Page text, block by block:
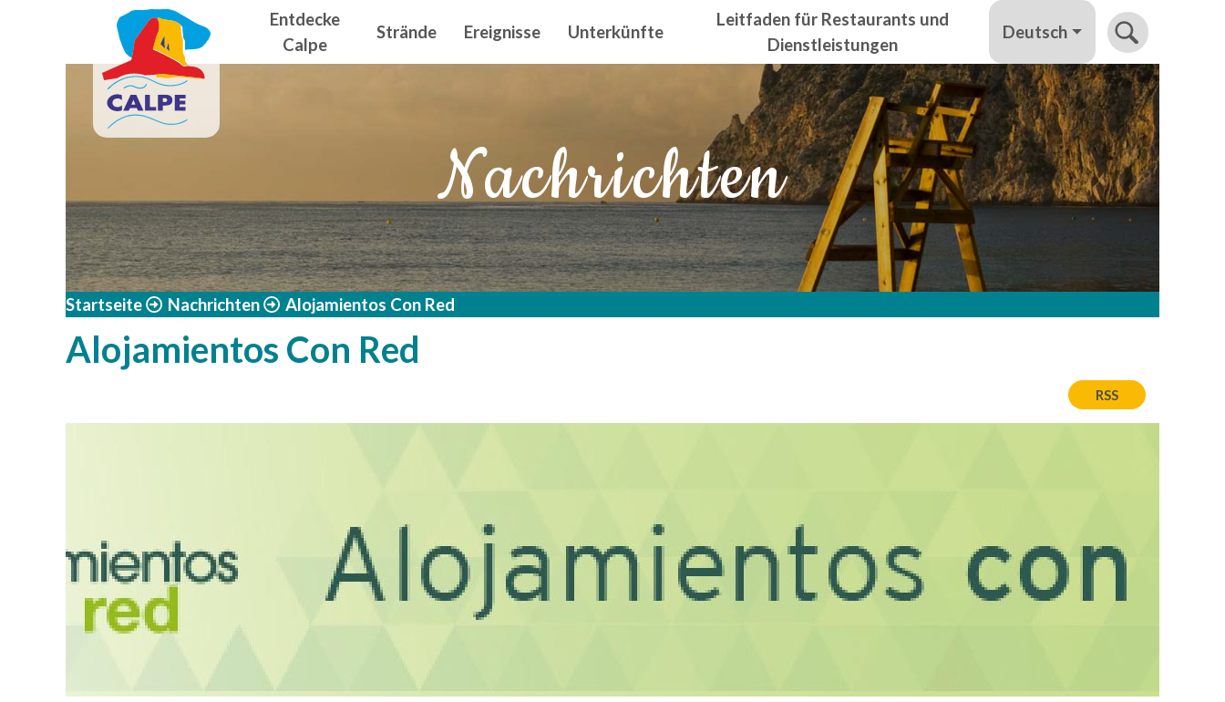
Direkt zum Inhalt Navegación principal
Entdecke
Calpe
Strände Ereignisse Unterkünfte
Leitfaden für Restaurants und
Dienstleistungen
Deutsch
Nachrichten
Startseite Nachrichten Alojamientos Con Red
Alojamientos Con Red
RSS